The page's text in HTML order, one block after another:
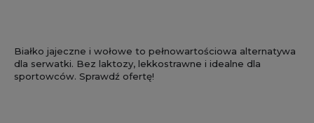
Białko jajeczne i wołowe to pełnowartościowa alternatywa
dla serwatki. Bez laktozy, lekkostrawne i idealne dla
sportowców. Sprawdź ofertę!